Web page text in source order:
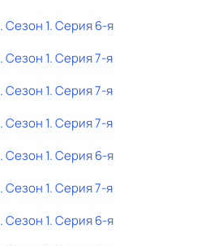
. Сезон 1. Серия 6-я
. Сезон 1. Серия 7-я
. Сезон 1. Серия 7-я
. Сезон 1. Серия 7-я
. Сезон 1. Серия 6-я
. Сезон 1. Серия 7-я
. Сезон 1. Серия 6-я